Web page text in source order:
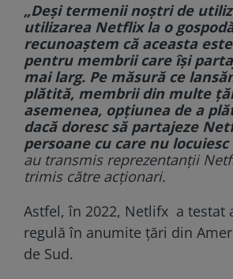
„Deși termenii noștri de
utilizarea Netflix la o
recunoaștem că aceasta
pentru membrii care își
mai larg. Pe măsură ce
plătită, membrii din multe
asemenea, opțiunea de a
dacă doresc să partajeze
persoane cu care nu locuiesc
au transmis reprezentanții
trimis către acționari.
Astfel, în 2022, Netlifx a testat
regulă în anumite ţări din
de Sud.